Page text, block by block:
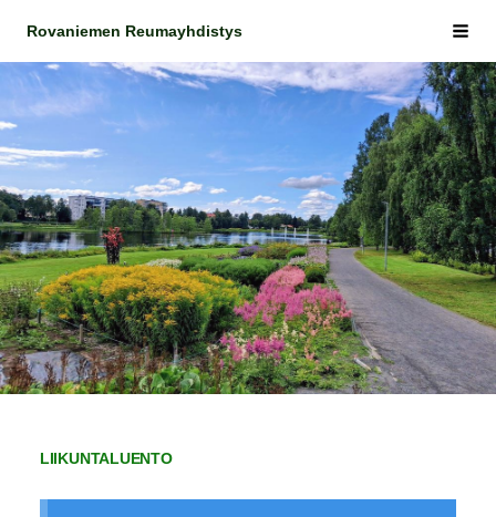
Siirry
sisältöön
Rovaniemen Reumayhdistys
LIIKUNTALUENTO